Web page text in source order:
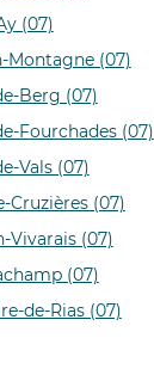
(07)
Montagne (07)
Berg (07)
Fourchades (07)
Vals (07)
Cruzières (07)
Vivarais (07)
(07)
de-Rias (07)